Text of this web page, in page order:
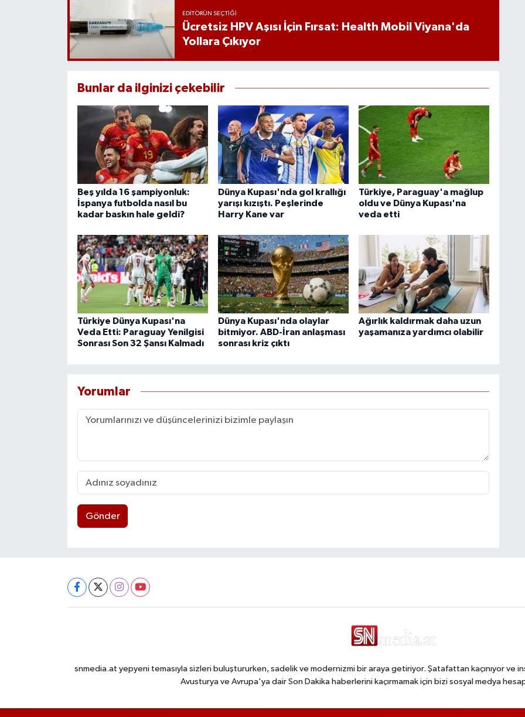
EDITÖRÜN SEÇTIĞI
Ücretsiz HPV Aşısı İçin Fırsat: Health Mobil Viyana'da
Yollara Çıkıyor
Bunlar da ilginizi çekebilir
Beş yılda 16 şampiyonluk:
İspanya futbolda nasıl bu
kadar baskın hale geldi?
Dünya Kupası'nda gol krallığı
yarışı kızıştı. Peşlerinde
Harry Kane var
Türkiye, Paraguay'a mağlup
oldu ve Dünya Kupası'na
veda etti
Türkiye Dünya Kupası'na
Veda Etti: Paraguay Yenilgisi
Sonrası Son 32 Şansı Kalmadı
Dünya Kupası'nda olaylar
bitmiyor. ABD-İran anlaşması
sonrası kriz çıktı
Ağırlık kaldırmak daha uzun
yaşamanıza yardımcı olabilir
Yorumlar
Gönder
snmedia.at yepyeni temasıyla sizleri buluştururken, sadelik ve modernizmi bir araya getiriyor. Şatafattan kaçınıyor ve
Avusturya ve Avrupa'ya dair Son Dakika haberlerini kaçırmamak için bizi sosyal medya